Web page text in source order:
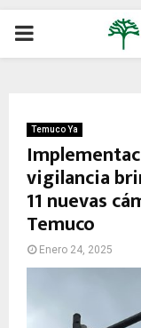
P
M
A
R
Temuco Ya
vigilancia
11 nuevas
Temuco
Enero 24, 2025